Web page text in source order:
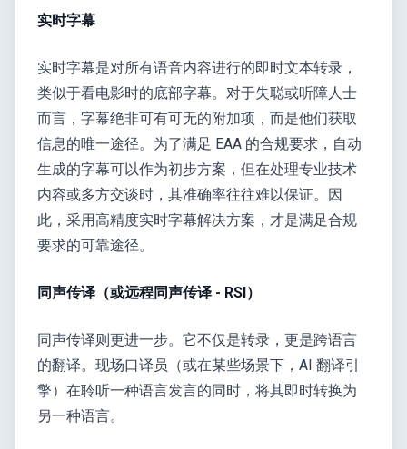
实时字幕
实时字幕是对所有语音内容进行的即时文本转录，
类似于看电影时的底部字幕。对于失聪或听障人士
而言，字幕绝非可有可无的附加项，而是他们获取
信息的唯一途径。为了满足 EAA 的合规要求，自动
生成的字幕可以作为初步方案，但在处理专业技术
内容或多方交谈时，其准确率往往难以保证。因
此，采用高精度实时字幕解决方案，才是满足合规
要求的可靠途径。
同声传译（或远程同声传译 - RSI）
同声传译则更进一步。它不仅是转录，更是跨语言
的翻译。现场口译员（或在某些场景下，AI 翻译引
擎）在聆听一种语言发言的同时，将其即时转换为
另一种语言。